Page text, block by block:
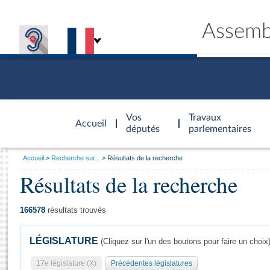
Accueil
d'accueil
Vos
députés
Travaux
parlementaires
Général
Vous
Accueil Recherche sur... Résultats de la recherche
Résultats de la recherche
166578 résultats trouvés
LÉGISLATURE (Cliquez sur l'un des boutons pour faire un choix)
17e législature (X) Précédentes législatures